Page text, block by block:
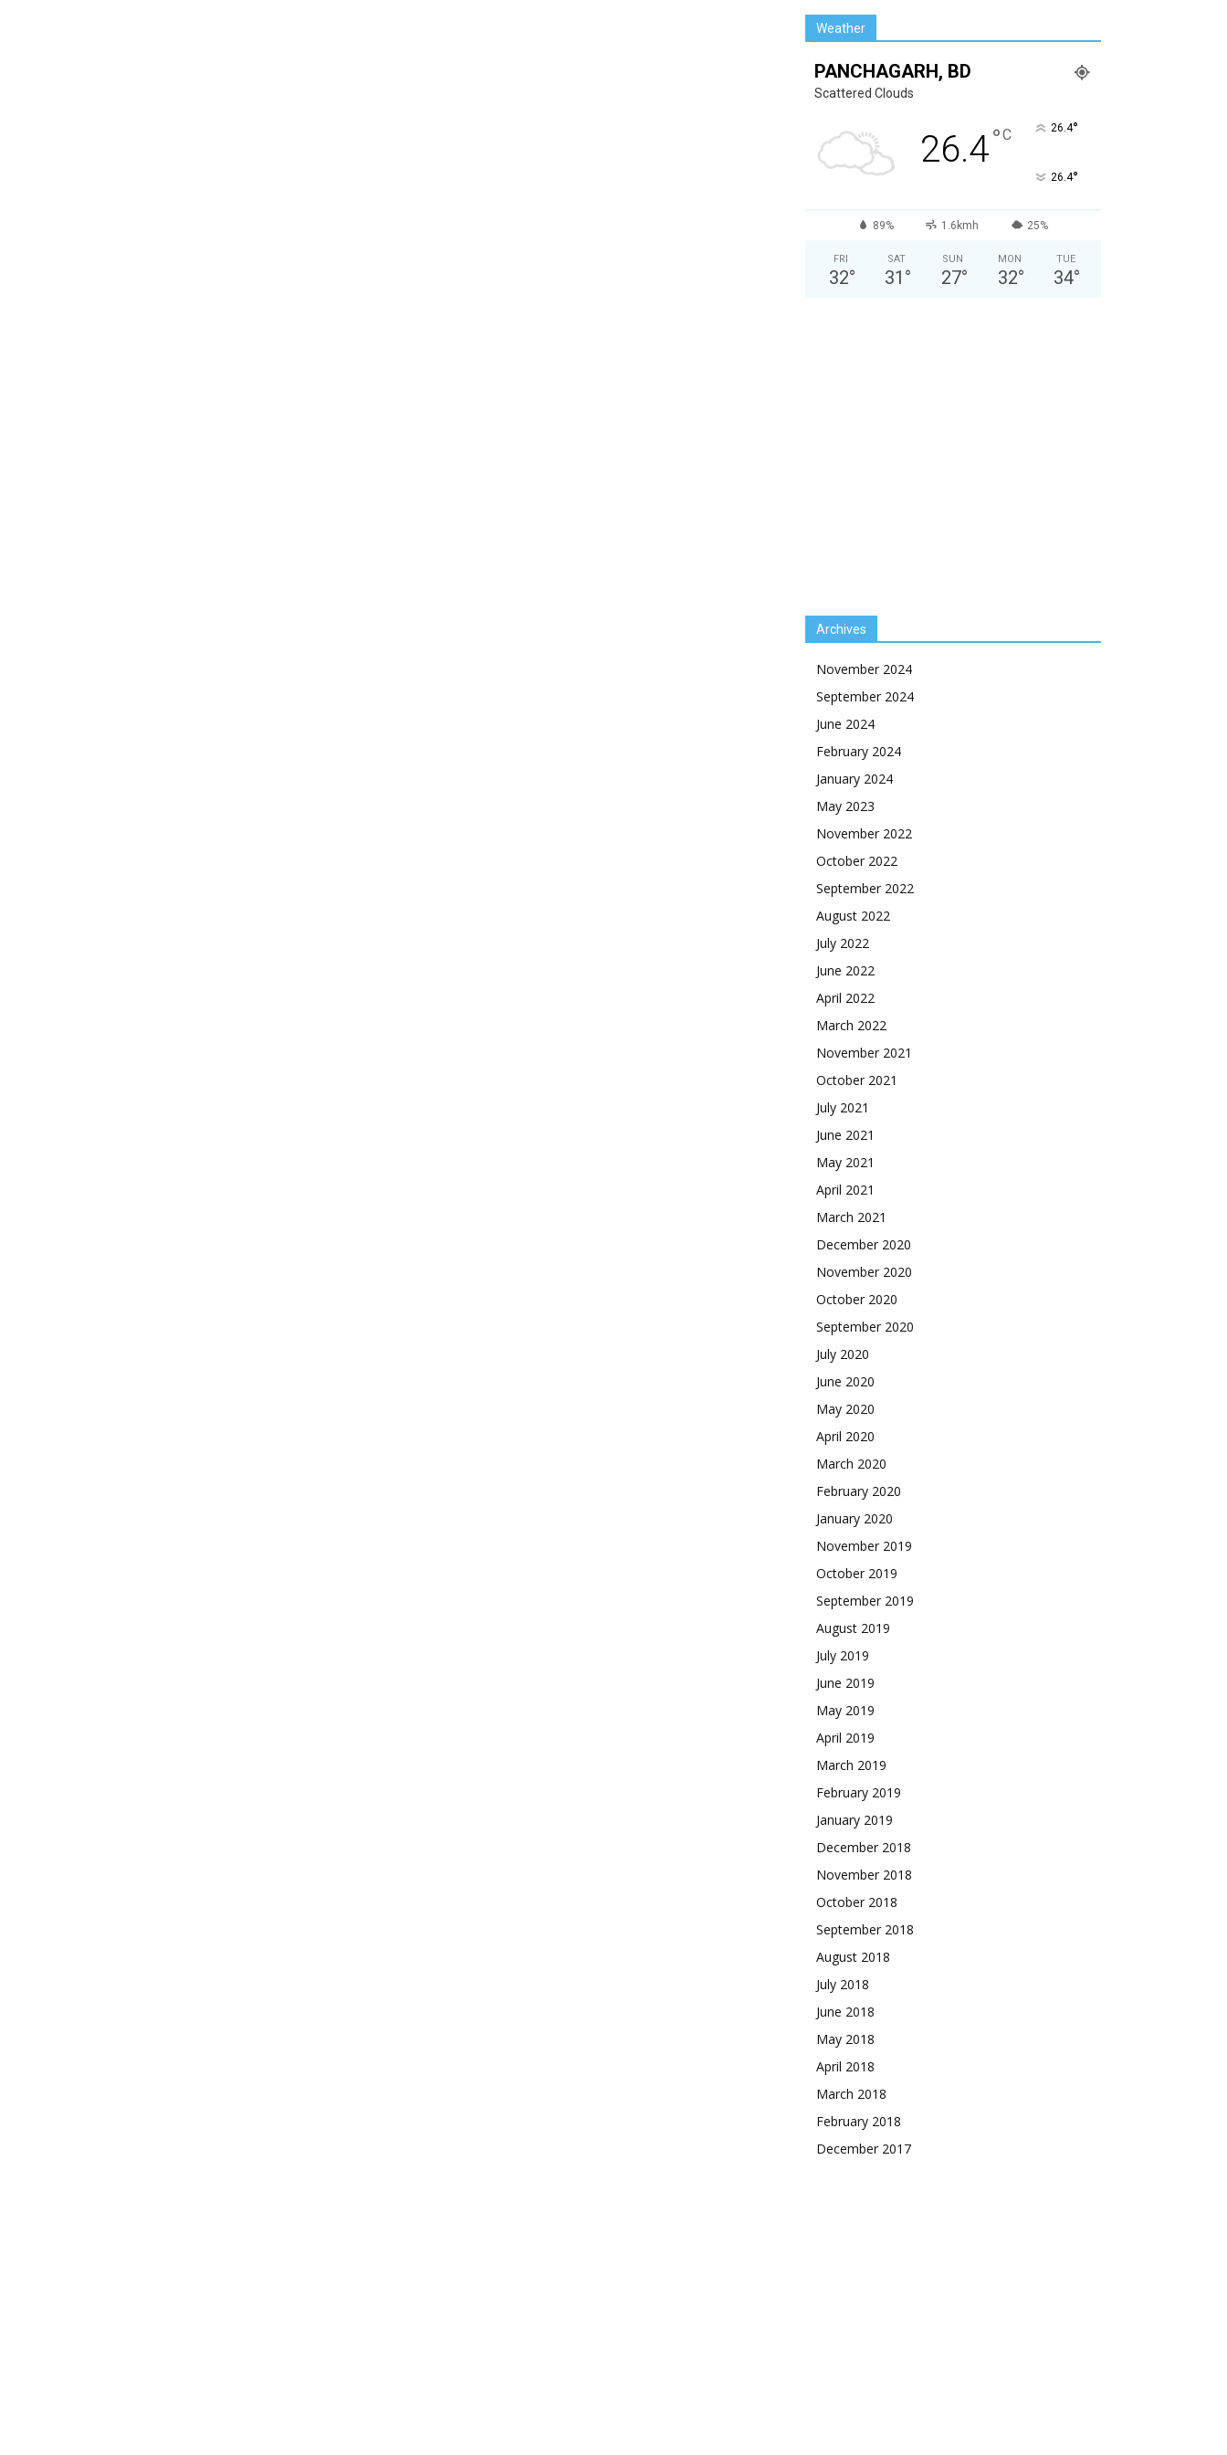
Weather
PANCHAGARH, BD
Scattered Clouds
26.4°C 26.4°
26.4°
89% 1.6kmh 25%
FRI
32°
SAT
31 °
SUN
27°
MON
32°
TUE
34°
Archives
November 2024
September 2024
June 2024
February 2024
January 2024
May 2023
November 2022
October 2022
September 2022
August 2022
July 2022
June 2022
April 2022
March 2022
November 2021
October 2021
July 2021
June 2021
May 2021
April 2021
March 2021
December 2020
November 2020
October 2020
September 2020
July 2020
June 2020
May 2020
April 2020
March 2020
February 2020
January 2020
November 2019
October 2019
September 2019
August 2019
July 2019
June 2019
May 2019
April 2019
March 2019
February 2019
January 2019
December 2018
November 2018
October 2018
September 2018
August 2018
July 2018
June 2018
May 2018
April 2018
March 2018
February 2018
December 2017